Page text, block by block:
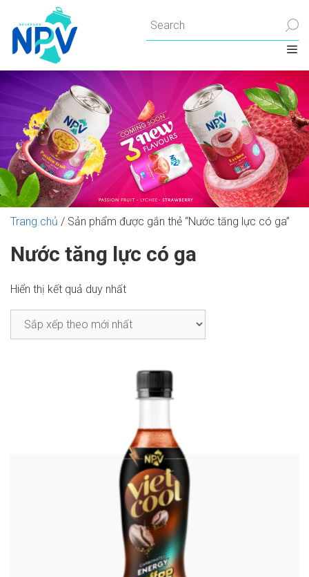
đến
Trang chủ / Sản phẩm được gắn thẻ “Nước tăng lực có ga”
Nước tăng lực có ga
Hiển thị kết quả duy nhất